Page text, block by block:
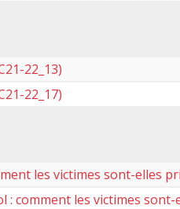
22_13)
22_17)
les victimes sont-elles
comment les victimes sont-